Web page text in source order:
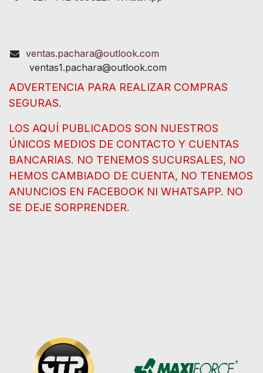
ventas.pachara@outlook.com
ventas1.pachara@outlook.com
ADVERTENCIA PARA REALIZAR COMPRAS
SEGURAS.
LOS AQUÍ PUBLICADOS SON NUESTROS
ÚNICOS MEDIOS DE CONTACTO Y CUENTAS
BANCARIAS. NO TENEMOS SUCURSALES, NO
HEMOS CAMBIADO DE CUENTA, NO TENEMOS
ANUNCIOS EN FACEBOOK NI WHATSAPP. NO
SE DEJE SORPRENDER.